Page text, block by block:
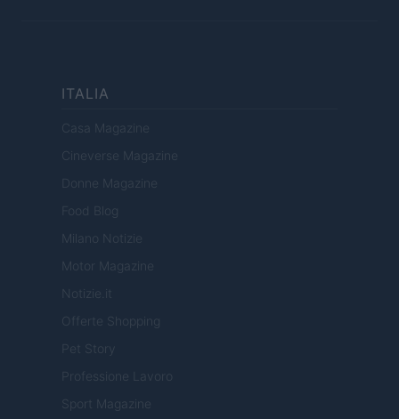
ITALIA
Casa Magazine
Cineverse Magazine
Donne Magazine
Food Blog
Milano Notizie
Motor Magazine
Notizie.it
Offerte Shopping
Pet Story
Professione Lavoro
Sport Magazine